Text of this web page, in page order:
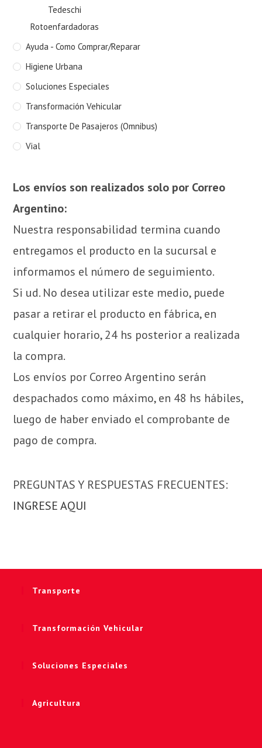
Tedeschi
Rotoenfardadoras
Ayuda - Como Comprar/Reparar
Higiene Urbana
Soluciones Especiales
Transformación Vehicular
Transporte De Pasajeros (Omnibus)
Vial
Los envíos son realizados solo por Correo
Argentino:
Nuestra responsabilidad termina cuando
entregamos el producto en la sucursal e
informamos el número de seguimiento.
Si ud. No desea utilizar este medio, puede
pasar a retirar el producto en fábrica, en
cualquier horario, 24 hs posterior a realizada
la compra.
Los envíos por Correo Argentino serán
despachados como máximo, en 48 hs hábiles,
luego de haber enviado el comprobante de
pago de compra.
PREGUNTAS Y RESPUESTAS FRECUENTES:
INGRESE AQUI
Transporte
Transformación Vehicular
Soluciones Especiales
Agricultura